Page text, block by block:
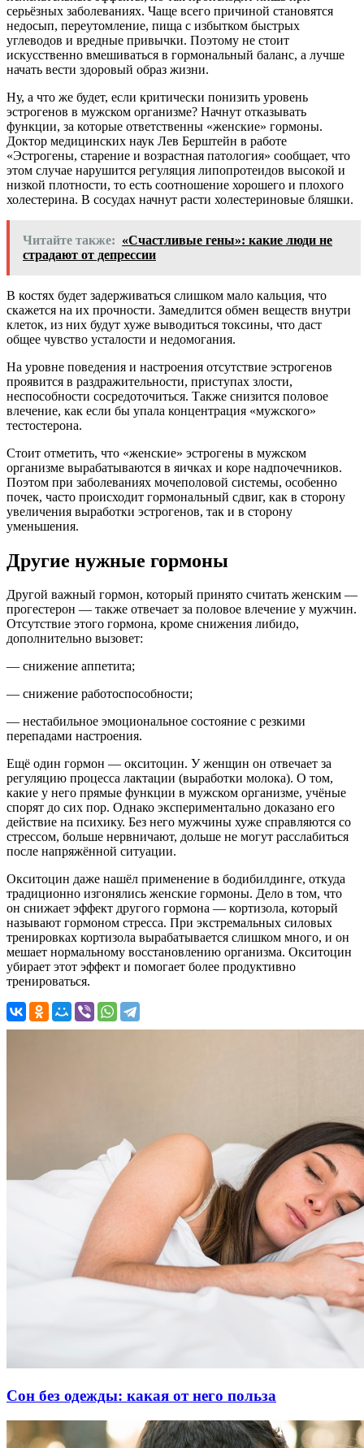
серьёзных заболеваниях. Чаще всего причиной становятся
недосып, переутомление, пища с избытком быстрых
углеводов и вредные привычки. Поэтому не стоит
искусственно вмешиваться в гормональный баланс, а лучше
начать вести здоровый образ жизни.
Ну, а что же будет, если критически понизить уровень
эстрогенов в мужском организме? Начнут отказывать
функции, за которые ответственны «женские» гормоны.
Доктор медицинских наук Лев Берштейн в работе
«Эстрогены, старение и возрастная патология» сообщает, что
этом случае нарушится регуляция липопротеидов высокой и
низкой плотности, то есть соотношение хорошего и плохого
холестерина. В сосудах начнут расти холестериновые бляшки.
Читайте также: «Счастливые гены»: какие люди не
страдают от депрессии
В костях будет задерживаться слишком мало кальция, что
скажется на их прочности. Замедлится обмен веществ внутри
клеток, из них будут хуже выводиться токсины, что даст
общее чувство усталости и недомогания.
На уровне поведения и настроения отсутствие эстрогенов
проявится в раздражительности, приступах злости,
неспособности сосредоточиться. Также снизится половое
влечение, как если бы упала концентрация «мужского»
тестостерона.
Стоит отметить, что «женские» эстрогены в мужском
организме вырабатываются в яичках и коре надпочечников.
Поэтом при заболеваниях мочеполовой системы, особенно
почек, часто происходит гормональный сдвиг, как в сторону
увеличения выработки эстрогенов, так и в сторону
уменьшения.
Другие нужные гормоны
Другой важный гормон, который принято считать женским —
прогестерон — также отвечает за половое влечение у мужчин.
Отсутствие этого гормона, кроме снижения либидо,
дополнительно вызовет:
— снижение аппетита;
— снижение работоспособности;
— нестабильное эмоциональное состояние с резкими
перепадами настроения.
Ещё один гормон — окситоцин. У женщин он отвечает за
регуляцию процесса лактации (выработки молока). О том,
какие у него прямые функции в мужском организме, учёные
спорят до сих пор. Однако экспериментально доказано его
действие на психику. Без него мужчины хуже справляются со
стрессом, больше нервничают, дольше не могут расслабиться
после напряжённой ситуации.
Окситоцин даже нашёл применение в бодибилдинге, откуда
традиционно изгонялись женские гормоны. Дело в том, что
он снижает эффект другого гормона — кортизола, который
называют гормоном стресса. При экстремальных силовых
тренировках кортизола вырабатывается слишком много, и он
мешает нормальному восстановлению организма. Окситоцин
убирает этот эффект и помогает более продуктивно
тренироваться.
Сон без одежды: какая от него польза